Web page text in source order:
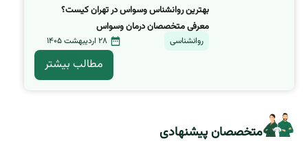
بهترین روانشناس وسواس در تهران کیست؟
معرفی متخصصان درمان وسواس
روانشناسی 28 اردیبهشت 1405
مطالب بیشتر
متخصصان پیشنهادی